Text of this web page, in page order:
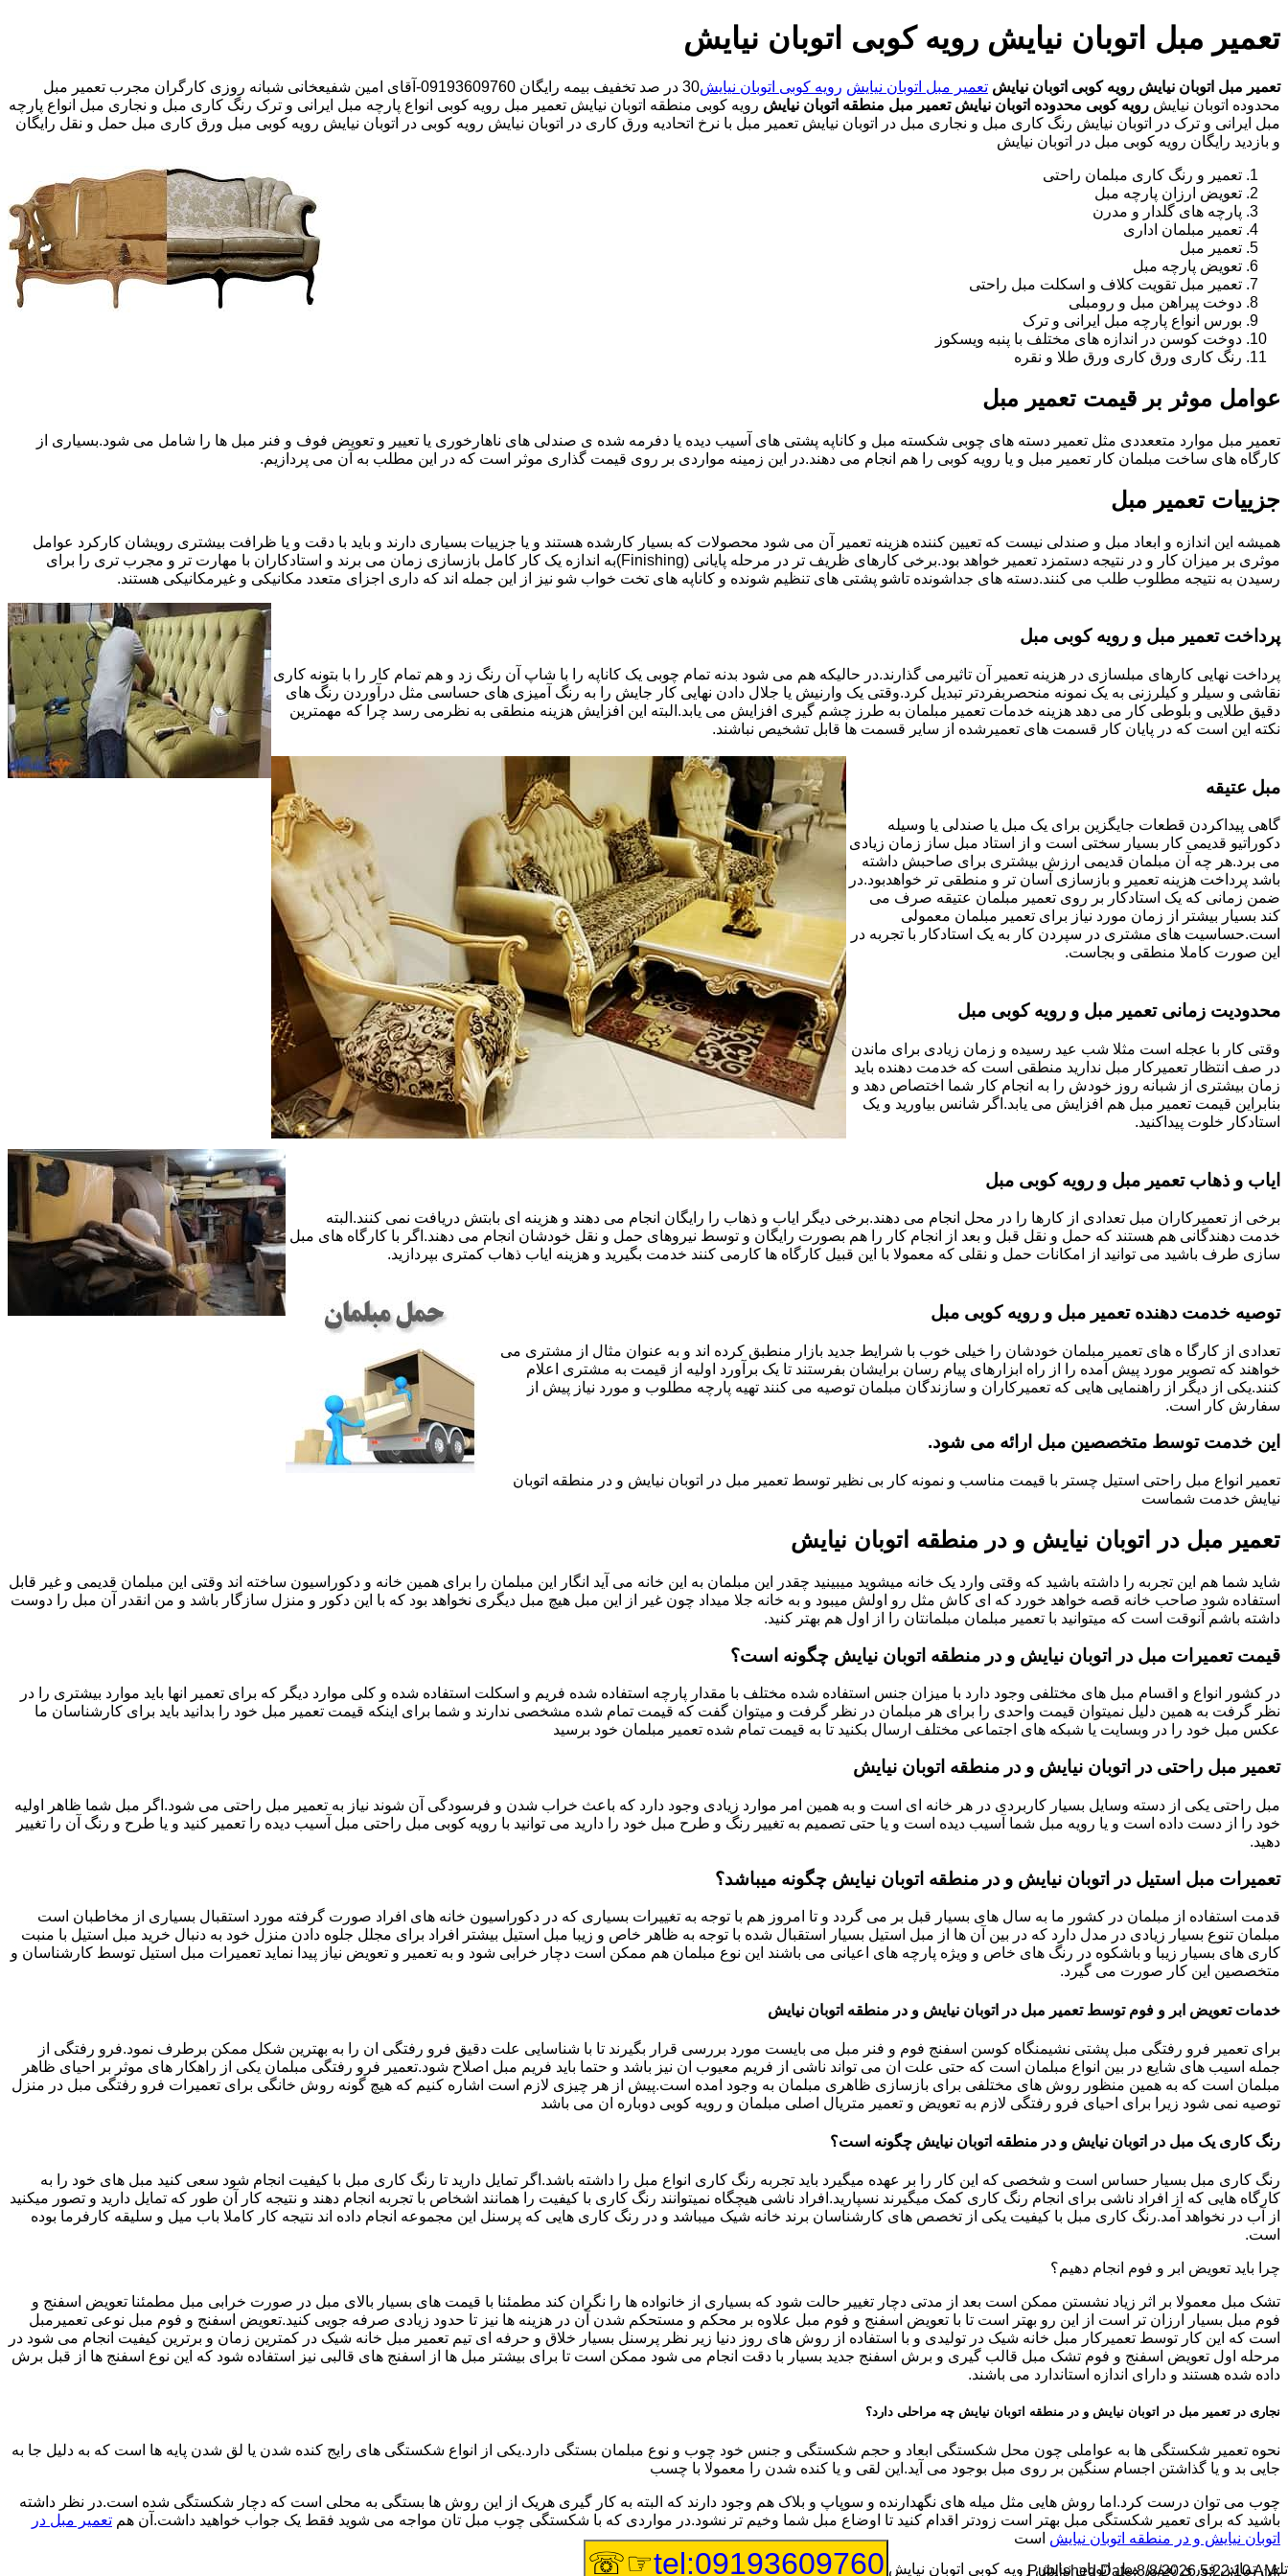
تعمیر مبل اتوبان نیایش رویه کوبی اتوبان نیایش
تعمیر مبل اتوبان نیایش رویه کوبی اتوبان نیایش تعمیر مبل اتوبان نیایش رویه کوبی اتوبان نیایش
30 در صد تخفیف بیمه رایگان 09193609760-آقای امین شفیعخانی شبانه روزی کارگران مجرب تعمیر مبل
محدوده اتوبان نیایش رویه کوبی محدوده اتوبان نیایش تعمیر مبل منطقه اتوبان نیایش رویه کوبی منطقه اتوبان نیایش تعمیر مبل رویه کوبی انواع پارچه مبل ایرانی و ترک رنگ کاری مبل و نجاری مبل انواع پارچه
مبل ایرانی و ترک در اتوبان نیایش رنگ کاری مبل و نجاری مبل در اتوبان نیایش تعمیر مبل با نرخ اتحادیه ورق کاری در اتوبان نیایش رویه کوبی در اتوبان نیایش رویه کوبی مبل ورق کاری مبل حمل و نقل رایگان
و بازدید رایگان رویه کوبی مبل در اتوبان نیایش
تعمیر و رنگ کاری مبلمان راحتی
تعویض ارزان پارچه مبل
پارچه های گلدار و مدرن
تعمیر مبلمان اداری
تعمیر مبل
تعویض پارچه مبل
تعمیر مبل تقویت کلاف و اسکلت مبل راحتی
دوخت پیراهن مبل و رومبلی
بورس انواع پارچه مبل ایرانی و ترک
دوخت کوسن در اندازه های مختلف با پنبه ویسکوز
رنگ کاری ورق کاری ورق طلا و نقره
عوامل موثر بر قیمت تعمیر مبل
تعمیر مبل موارد متععددی مثل تعمیر دسته های چوبی شکسته مبل و کاناپه پشتی های آسیب دیده یا دفرمه شده ی صندلی های ناهارخوری یا تعییر و تعویض فوف و فنر مبل ها را شامل می شود.بسیاری از
کارگاه های ساخت مبلمان کار تعمیر مبل و یا رویه کوبی را هم انجام می دهند.در این زمینه مواردی بر روی قیمت گذاری موثر است که در این مطلب به آن می پردازیم.
جزییات تعمیر مبل
همیشه این اندازه و ابعاد مبل و صندلی نیست که تعیین کننده هزینه تعمیر آن می شود محصولات که بسیار کارشده هستند و یا جزییات بسیاری دارند و باید با دقت و یا ظرافت بیشتری رویشان کارکرد عوامل
موثری بر میزان کار و در نتیجه دستمزد تعمیر خواهد بود.برخی کارهای ظریف تر در مرحله پایانی (Finishing)به اندازه یک کار کامل بازسازی زمان می برند و استادکاران با مهارت تر و مجرب تری را برای
رسیدن به نتیجه مطلوب طلب می کنند.دسته های جداشونده تاشو پشتی های تنظیم شونده و کاناپه های تخت خواب شو نیز از این جمله اند که داری اجزای متعدد مکانیکی و غیرمکانیکی هستند.
پرداخت تعمیر مبل و رویه کوبی مبل
پرداخت نهایی کارهای مبلسازی در هزینه تعمیر آن تاثیرمی گذارند.در حالیکه هم می شود بدنه تمام چوبی یک کاناپه را با شاپ آن رنگ زد و هم تمام کار را با بتونه کاری
نقاشی و سیلر و کیلرزنی به یک نمونه منحصربفردتر تبدیل کرد.وقتی یک وارنیش یا جلال دادن نهایی کار جایش را به رنگ آمیزی های حساسی مثل درآوردن رنگ های
دقیق طلایی و بلوطی کار می دهد هزینه خدمات تعمیر مبلمان به طرز چشم گیری افزایش می یابد.البته این افزایش هزینه منطقی به نظرمی رسد چرا که مهمترین
نکته این است که در پایان کار قسمت های تعمیرشده از سایر قسمت ها قابل تشخیص نباشند.
مبل عتیقه
گاهی پیداکردن قطعات جایگزین برای یک مبل یا صندلی یا وسیله
دکوراتیو قدیمی کار بسیار سختی است و از استاد مبل ساز زمان زیادی
می برد.هر چه آن مبلمان قدیمی ارزش بیشتری برای صاحبش داشته
باشد پرداخت هزینه تعمیر و بازسازی آسان تر و منطقی تر خواهدبود.در
ضمن زمانی که یک استادکار بر روی تعمیر مبلمان عتیقه صرف می
کند بسیار بیشتر از زمان مورد نیاز برای تعمیر مبلمان معمولی
است.حساسیت های مشتری در سپردن کار به یک استادکار با تجربه در
این صورت کاملا منطقی و بجاست.
محدودیت زمانی تعمیر مبل و رویه کوبی مبل
وقتی کار با عجله است مثلا شب عید رسیده و زمان زیادی برای ماندن
در صف انتظار تعمیرکار مبل ندارید منطقی است که خدمت دهنده باید
زمان بیشتری از شبانه روز خودش را به انجام کار شما اختصاص دهد و
بنابراین قیمت تعمیر مبل هم افزایش می یابد.اگر شانس بیاورید و یک
استادکار خلوت پیداکنید.
ایاب و ذهاب تعمیر مبل و رویه کوبی مبل
برخی از تعمیرکاران مبل تعدادی از کارها را در محل انجام می دهند.برخی دیگر ایاب و ذهاب را رایگان انجام می دهند و هزینه ای بابتش دریافت نمی کنند.البته
خدمت دهندگانی هم هستند که حمل و نقل قبل و بعد از انجام کار را هم بصورت رایگان و توسط نیروهای حمل و نقل خودشان انجام می دهند.اگر با کارگاه های مبل
سازی طرف باشید می توانید از امکانات حمل و نقلی که معمولا با این قبیل کارگاه ها کارمی کنند خدمت بگیرید و هزینه ایاب ذهاب کمتری بپردازید.
توصیه خدمت دهنده تعمیر مبل و رویه کوبی مبل
تعدادی از کارگا ه های تعمیر مبلمان خودشان را خیلی خوب با شرایط جدید بازار منطبق کرده اند و به عنوان مثال از مشتری می
خواهند که تصویر مورد پیش آمده را از راه ابزارهای پیام رسان برایشان بفرستند تا یک برآورد اولیه از قیمت به مشتری اعلام
کنند.یکی از دیگر از راهنمایی هایی که تعمیرکاران و سازندگان مبلمان توصیه می کنند تهیه پارچه مطلوب و مورد نیاز پیش از
سفارش کار است.
این خدمت توسط متخصصین مبل ارائه می شود.
تعمیر انواع مبل راحتی استیل چستر با قیمت مناسب و نمونه کار بی نظیر توسط تعمیر مبل در اتوبان نیایش و در منطقه اتوبان
نیایش خدمت شماست
تعمیر مبل در اتوبان نیایش و در منطقه اتوبان نیایش
شاید شما هم این تجربه را داشته باشید که وقتی وارد یک خانه میشوید میبینید چقدر این مبلمان به این خانه می آید انگار این مبلمان را برای همین خانه و دکوراسیون ساخته اند وقتی این مبلمان قدیمی و غیر قابل
استفاده شود صاحب خانه قصه خواهد خورد که ای کاش مثل رو اولش میبود و به خانه جلا میداد چون غیر از این مبل هیچ مبل دیگری نخواهد بود که با این دکور و منزل سازگار باشد و من انقدر آن مبل را دوست
داشته باشم آنوقت است که میتوانید با تعمیر مبلمان مبلمانتان را از اول هم بهتر کنید.
قیمت تعمیرات مبل در اتوبان نیایش و در منطقه اتوبان نیایش چگونه است؟
در کشور انواع و اقسام مبل های مختلفی وجود دارد با میزان جنس استفاده شده مختلف با مقدار پارچه استفاده شده فریم و اسکلت استفاده شده و کلی موارد دیگر که برای تعمیر انها باید موارد بیشتری را در
نظر گرفت به همین دلیل نمیتوان قیمت واحدی را برای هر مبلمان در نظر گرفت و میتوان گفت که قیمت تمام شده مشخصی ندارند و شما برای اینکه قیمت تعمیر مبل خود را بدانید باید برای کارشناسان ما
عکس مبل خود را در وبسایت یا شبکه های اجتماعی مختلف ارسال بکنید تا به قیمت تمام شده تعمیر مبلمان خود برسید
تعمیر مبل راحتی در اتوبان نیایش و در منطقه اتوبان نیایش
مبل راحتی یکی از دسته وسایل بسیار کاربردی در هر خانه ای است و به همین امر موارد زیادی وجود دارد که باعث خراب شدن و فرسودگی آن شوند نیاز به تعمیر مبل راحتی می شود.اگر مبل شما ظاهر اولیه
خود را از دست داده است و یا رویه مبل شما آسیب دیده است و یا حتی تصمیم به تغییر رنگ و طرح مبل خود را دارید می توانید با رویه کوبی مبل راحتی مبل آسیب دیده را تعمیر کنید و یا طرح و رنگ آن را تغییر
دهید.
تعمیرات مبل استیل در اتوبان نیایش و در منطقه اتوبان نیایش چگونه میباشد؟
قدمت استفاده از مبلمان در کشور ما به سال های بسیار قبل بر می گردد و تا امروز هم با توجه به تغییرات بسیاری که در دکوراسیون خانه های افراد صورت گرفته مورد استقبال بسیاری از مخاطبان است
مبلمان تنوع بسیار زیادی در مدل دارد که در بین آن ها از مبل استیل بسیار استقبال شده با توجه به ظاهر خاص و زیبا مبل استیل بیشتر افراد برای مجلل جلوه دادن منزل خود به دنبال خرید مبل استیل با منبت
کاری های بسیار زیبا و باشکوه در رنگ های خاص و ویژه پارچه های اعیانی می باشند این نوع مبلمان هم ممکن است دچار خرابی شود و به تعمیر و تعویض نیاز پیدا نماید تعمیرات مبل استیل توسط کارشناسان و
متخصصین این کار صورت می گیرد.
خدمات تعویض ابر و فوم توسط تعمیر مبل در اتوبان نیایش و در منطقه اتوبان نیایش
برای تعمیر فرو رفتگی مبل پشتی نشیمنگاه کوسن اسفنج فوم و فنر مبل می بایست مورد بررسی قرار بگیرند تا با شناسایی علت دقیق فرو رفتگی ان را به بهترین شکل ممکن برطرف نمود.فرو رفتگی از
جمله اسیب های شایع در بین انواع مبلمان است که حتی علت ان می تواند ناشی از فریم معیوب ان نیز باشد و حتما باید فریم مبل اصلاح شود.تعمیر فرو رفتگی مبلمان یکی از راهکار های موثر بر احیای ظاهر
مبلمان است که به همین منظور روش های مختلفی برای بازسازی ظاهری مبلمان به وجود امده است.پیش از هر چیزی لازم است اشاره کنیم که هیچ گونه روش خانگی برای تعمیرات فرو رفتگی مبل در منزل
توصیه نمی شود زیرا برای احیای فرو رفتگی لازم به تعویض و تعمیر متریال اصلی مبلمان و رویه کوبی دوباره ان می باشد
رنگ کاری یک مبل در اتوبان نیایش و در منطقه اتوبان نیایش چگونه است؟
رنگ کاری مبل بسیار حساس است و شخصی که این کار را بر عهده میگیرد باید تجربه رنگ کاری انواع مبل را داشته باشد.اگر تمایل دارید تا رنگ کاری مبل با کیفیت انجام شود سعی کنید مبل های خود را به
کارگاه هایی که از افراد ناشی برای انجام رنگ کاری کمک میگیرند نسپارید.افراد ناشی هیچگاه نمیتوانند رنگ کاری با کیفیت را همانند اشخاص با تجربه انجام دهند و نتیجه کار آن طور که تمایل دارید و تصور میکنید
از آب در نخواهد آمد.رنگ کاری مبل با کیفیت یکی از تخصص های کارشناسان برند خانه شیک میباشد و در رنگ کاری هایی که پرسنل این مجموعه انجام داده اند نتیجه کار کاملا باب میل و سلیقه کارفرما بوده
است.
چرا باید تعویض ابر و فوم انجام دهیم؟
تشک مبل معمولا بر اثر زیاد نشستن ممکن است بعد از مدتی دچار تغییر حالت شود که بسیاری از خانواده ها را نگران کند مطمئنا با قیمت های بسیار بالای مبل در صورت خرابی مبل مطمئنا تعویض اسفنج و
فوم مبل بسیار ارزان تر است از این رو بهتر است تا با تعویض اسفنج و فوم مبل علاوه بر محکم و مستحکم شدن آن در هزینه ها نیز تا حدود زیادی صرفه جویی کنید.تعویض اسفنج و فوم مبل نوعی تعمیرمبل
است که این کار توسط تعمیرکار مبل خانه شیک در تولیدی و با استفاده از روش های روز دنیا زیر نظر پرسنل بسیار خلاق و حرفه ای تیم تعمیر مبل خانه شیک در کمترین زمان و برترین کیفیت انجام می شود در
مرحله اول تعویض اسفنج و فوم تشک مبل قالب گیری و برش اسفنج جدید بسیار با دقت انجام می شود ممکن است تا برای بیشتر مبل ها از اسفنج های قالبی نیز استفاده شود که این نوع اسفنج ها از قبل برش
داده شده هستند و دارای اندازه استاندارد می باشند.
نجاری در تعمیر مبل در اتوبان نیایش و در منطقه اتوبان نیایش چه مراحلی دارد؟
نحوه تعمیر شکستگی ها به عواملی چون محل شکستگی ابعاد و حجم شکستگی و جنس خود چوب و نوع مبلمان بستگی دارد.یکی از انواع شکستگی های رایج کنده شدن یا لق شدن پایه ها است که به دلیل جا به
جایی بد و یا گذاشتن اجسام سنگین بر روی مبل بوجود می آید.این لقی و یا کنده شدن را معمولا با چسب
چوب می توان درست کرد.اما روش هایی مثل میله های نگهدارنده و سوپاپ و بلاک هم وجود دارند که البته به کار گیری هریک از این روش ها بستگی به محلی است که دچار شکستگی شده است.در نظر داشته
باشید که برای تعمیر شکستگی مبل بهتر است زودتر اقدام کنید تا اوضاع مبل شما وخیم تر نشود.در مواردی که با شکستگی چوب مبل تان مواجه می شوید فقط یک جواب خواهید داشت.آن هم تعمیر مبل در
اتوبان نیایش و در منطقه اتوبان نیایش است
:Published Date:
8/8/2026 5:22:10 AM
تلفن تماس فوریتعمیر مبل اتوبان نیایش رویه کوبی اتوبان نیایش tel:09193609760
☞☏